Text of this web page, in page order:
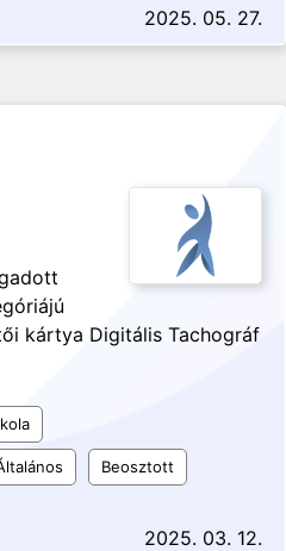
2025. 05. 27.
kártya Digitális Tachográf
Beosztott
2025. 03. 12.